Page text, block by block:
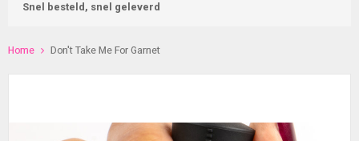
Snel besteld, snel geleverd
Home Don't Take Me For Garnet